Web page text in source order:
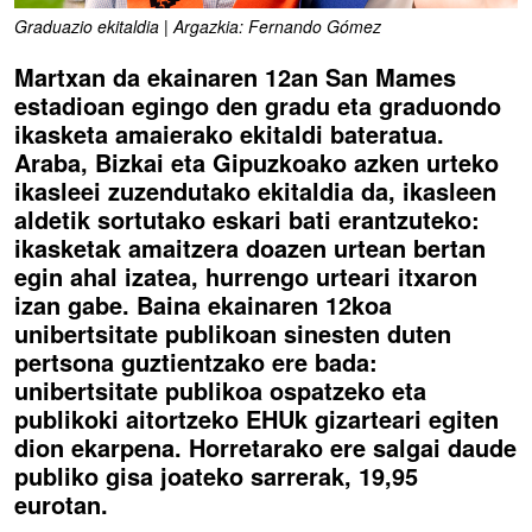
Graduazio ekitaldia | Argazkia: Fernando Gómez
Martxan da ekainaren 12an San Mames
estadioan egingo den gradu eta graduondo
ikasketa amaierako ekitaldi bateratua.
Araba, Bizkai eta Gipuzkoako azken urteko
ikasleei zuzendutako ekitaldia da, ikasleen
aldetik sortutako eskari bati erantzuteko:
ikasketak amaitzera doazen urtean bertan
egin ahal izatea, hurrengo urteari itxaron
izan gabe. Baina ekainaren 12koa
unibertsitate publikoan sinesten duten
pertsona guztientzako ere bada:
unibertsitate publikoa ospatzeko eta
publikoki aitortzeko EHUk gizarteari egiten
dion ekarpena. Horretarako ere salgai daude
publiko gisa joateko sarrerak, 19,95
eurotan.